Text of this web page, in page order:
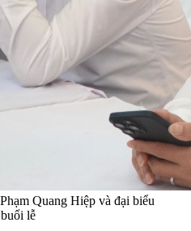
Quang Hiệp và đại biểu
lễ